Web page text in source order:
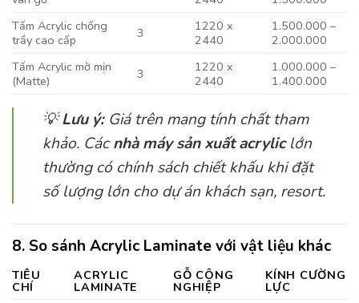
Tấm Acrylic chống
trầy cao cấp
3
1220 x
2440
1.500.000 –
2.000.000
Tấm Acrylic mờ mịn
(Matte)
3
1220 x
2440
1.000.000 –
1.400.000
💡Lưu ý:Giá trên mang tính chất tham
khảo. Cácnhà máy sản xuất acryliclớn
thường có chính sách chiết khấu khi đặt
số lượng lớn cho dự án khách sạn, resort.
8. So sánh Acrylic Laminate với vật liệu khác
TIÊU
CHÍ
ACRYLIC
LAMINATE
GỖ CÔNG
NGHIỆP
KÍNH CƯỜNG
LỰC